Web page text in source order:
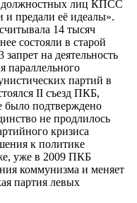
должностных лиц КПСС
предали её идеалы».
14 тысяч
состояли в старой
на деятельность
параллельного
партий в
II съезд ПКБ,
было подтверждено
не продлилось
кризиса
к политике
уже в 2009 ПКБ
коммунизма и меняет
партия левых